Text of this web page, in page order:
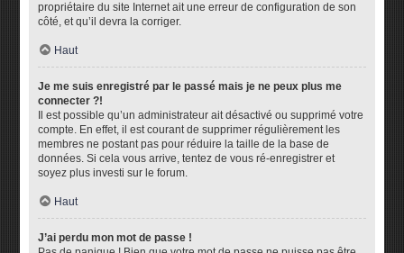
propriétaire du site Internet ait une erreur de configuration de son
côté, et qu’il devra la corriger.
Haut
Je me suis enregistré par le passé mais je ne peux plus me
connecter ?!
Il est possible qu’un administrateur ait désactivé ou supprimé votre
compte. En effet, il est courant de supprimer régulièrement les
membres ne postant pas pour réduire la taille de la base de
données. Si cela vous arrive, tentez de vous ré-enregistrer et
soyez plus investi sur le forum.
Haut
J’ai perdu mon mot de passe !